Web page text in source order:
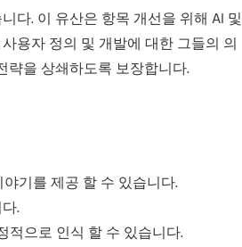
다. 이 유산은 항목 개선을 위해 AI 및
용자 정의 및 개발에 대한 그들의 의
략을 상쇄하도록 보장합니다.
기를 제공 할 수 있습니다.
.
적으로 인식 할 수 있습니다.